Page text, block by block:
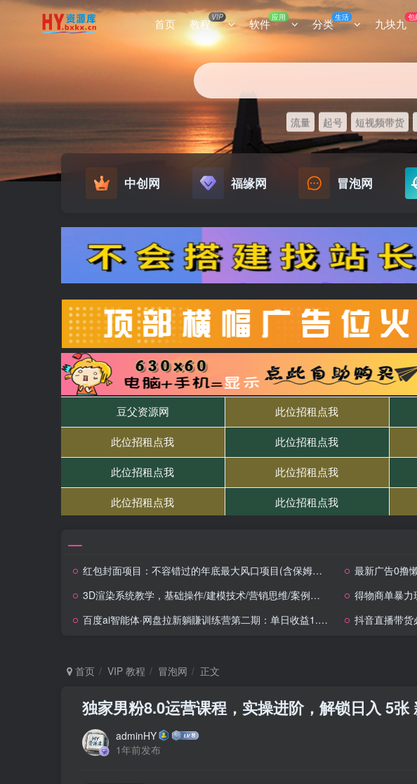
首页 教程VIP 软件 应用 分类生活 九块九包
流量 起号 短视频带货
中创网 福缘网 冒泡网
红包封面项目：不容错过的年底最大风口项目(含保姆级 SOP 教程) 最新广告0撸懒人
3D渲染系统教学，基础操作/建模技术/营销思维/案例实战，商业级产品效果图制作
得物商单暴力
百度ai智能体·网盘拉新躺賺训练营第二期：单日收益1.8k，30天收益15个，长期稳定
抖音直播带货必看
首页 VIP 教程 冒泡网 正文
独家男粉8.0运营课程，实操进阶，解锁日入 5张
adminHY
1年前发布